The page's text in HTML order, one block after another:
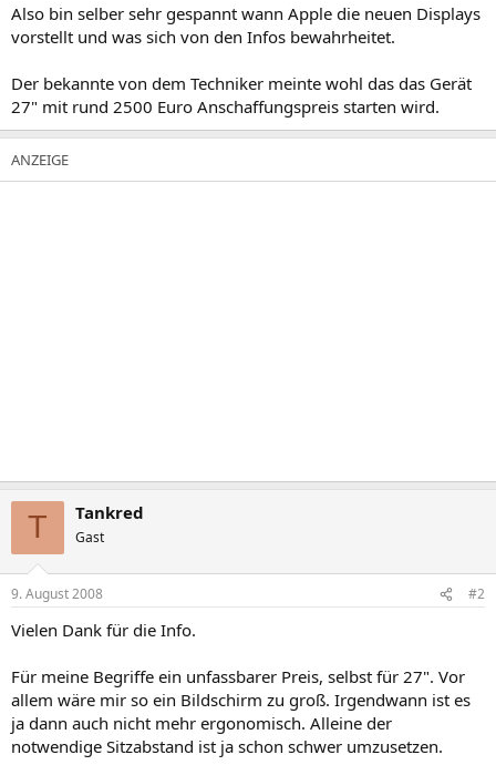
Also bin selber sehr gespannt wann Apple die neuen Displays
vorstellt und was sich von den Infos bewahrheitet.
Der bekannte von dem Techniker meinte wohl das das Gerät
27" mit rund 2500 Euro Anschaffungspreis starten wird.
T Tankred
Gast
9. August 2008 #2
Vielen Dank für die Info.
Für meine Begriffe ein unfassbarer Preis, selbst für 27". Vor
allem wäre mir so ein Bildschirm zu groß. Irgendwann ist es
ja dann auch nicht mehr ergonomisch. Alleine der
notwendige Sitzabstand ist ja schon schwer umzusetzen.